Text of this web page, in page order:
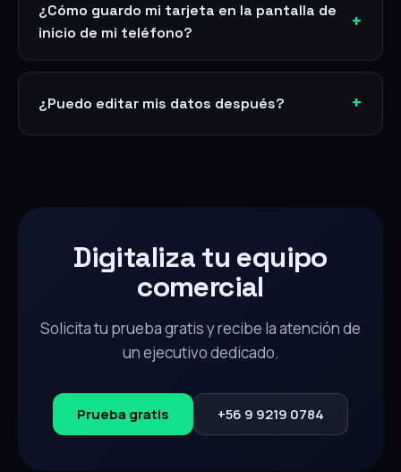
¿Cómo guardo mi tarjeta en la pantalla de
inicio de mi teléfono?
¿Puedo editar mis datos después?
Digitaliza tu equipo
comercial
Solicita tu prueba gratis y recibe la atención de
un ejecutivo dedicado.
Prueba gratis +56 9 9219 0784